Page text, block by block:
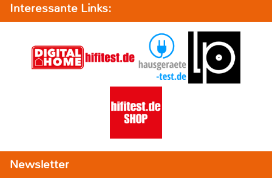
Interessante Links:
Newsletter